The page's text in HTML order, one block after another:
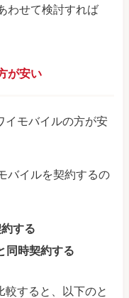
わせて検討すれば
が安い
イモバイルの方が安
バイルを契約するの
する
同時契約する
較すると、以下のと